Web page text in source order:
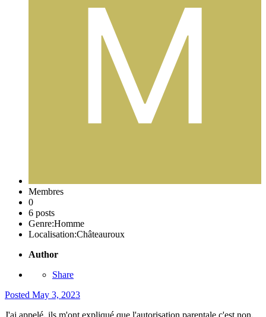
Membres
0
6 posts
Genre:Homme
Localisation:Châteauroux
Author
Share
Posted May 3, 2023
J'ai appelé, ils m'ont expliqué que l'autorisation parentale c'est non,